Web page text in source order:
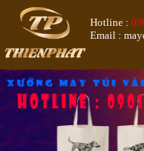
Hotline :
Email :